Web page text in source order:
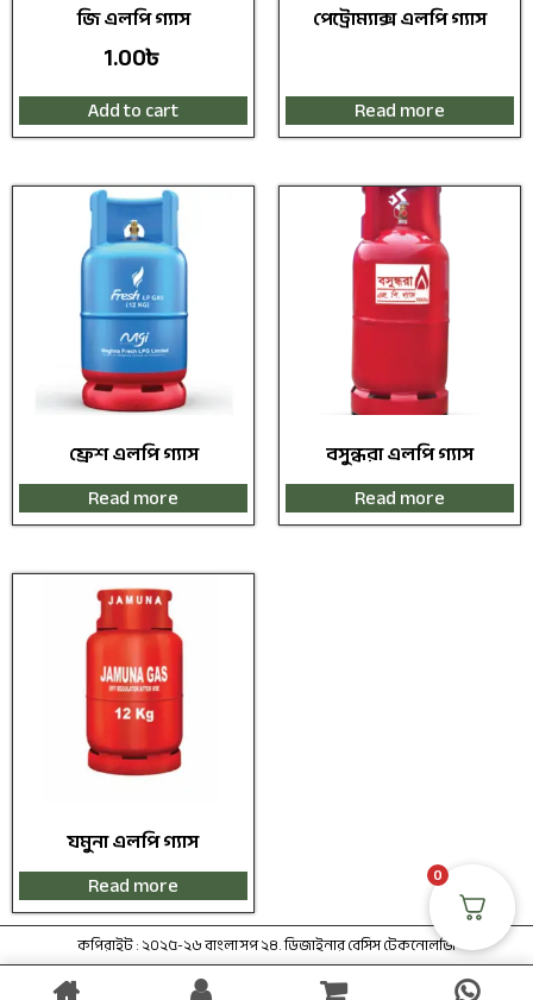
জি এলপি গ্যাস
1.00৳
Add to cart
পেট্রোম্যাক্স এলপি গ্যাস
Read more
ফ্রেশ এলপি গ্যাস
Read more
বসুন্ধরা এলপি গ্যাস
Read more
যমুনা এলপি গ্যাস
Read more
কপিরাইট : ২০২৫-২৬ বাংলা সপ ২৪. ডিজাইনার বেসিস টেকনোলজি
0